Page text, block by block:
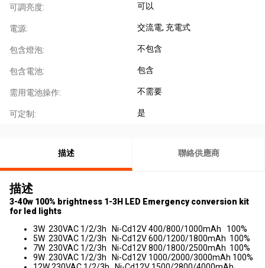
可調亮度: 可以
電源: 交流電, 充電式
包含燈泡: 不包含
包含電池: 包含
需用電池操作: 不需要
可定制: 是
描述 聯絡供應商
描述
3-40w 100% brightness 1-3H LED Emergency conversion kit
for led lights
3W 230VAC 1/2/3h Ni-Cd12V 400/800/1000mAh 100%
5W 230VAC 1/2/3h Ni-Cd12V 600/1200/1800mAh 100%
7W 230VAC 1/2/3h Ni-Cd12V 800/1800/2500mAh 100%
9W 230VAC 1/2/3h Ni-Cd12V 1000/2000/3000mAh 100%